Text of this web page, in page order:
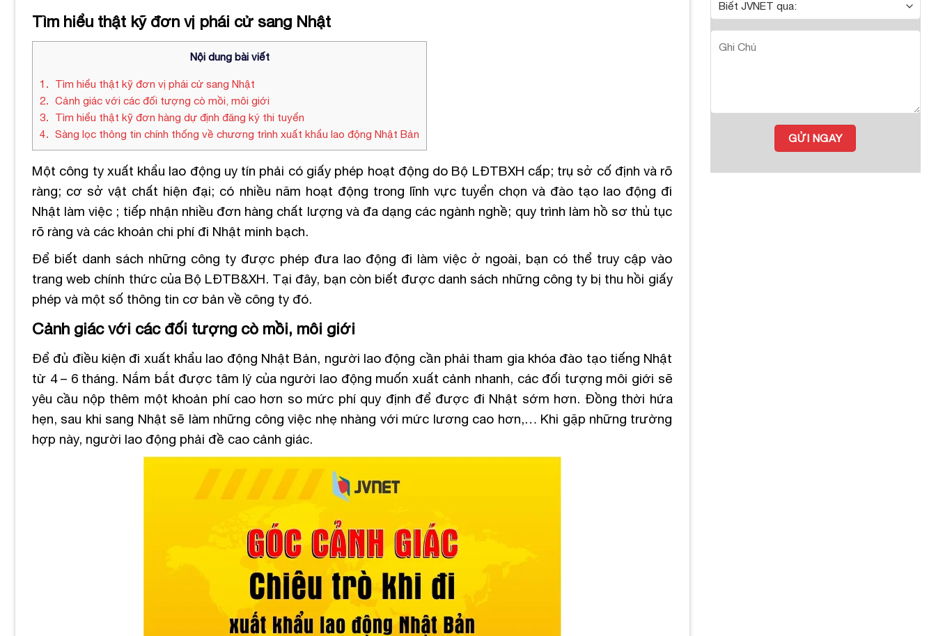
Tìm hiểu thật kỹ đơn vị phái cử sang Nhật
Nội dung bài viết
1
Tìm hiểu thật kỹ đơn vị phái cử sang Nhật
2
Cảnh giác với các đối tượng cò mồi, môi giới
3
Tìm hiểu thật kỹ đơn hàng dự định đăng ký thi tuyển
4
Sàng lọc thông tin chính thống về chương trình xuất khẩu lao động Nhật Bản
Một công ty xuất khẩu lao động uy tín phải có giấy phép hoạt động do Bộ LĐTBXH cấp; trụ sở cố định và rõ
ràng; cơ sở vật chất hiện đại; có nhiều năm hoạt động trong lĩnh vực tuyển chọn và đào tạo lao động đi
Nhật làm việc ; tiếp nhận nhiều đơn hàng chất lượng và đa dạng các ngành nghề; quy trình làm hồ sơ thủ tục
rõ ràng và các khoản chi phí đi Nhật minh bạch.
Để biết danh sách những công ty được phép đưa lao động đi làm việc ở ngoài, bạn có thể truy cập vào
trang web chính thức của Bộ LĐTB&XH. Tại đây, bạn còn biết được danh sách những công ty bị thu hồi giấy
phép và một số thông tin cơ bản về công ty đó.
Cảnh giác với các đối tượng cò mồi, môi giới
Để đủ điều kiện đi xuất khẩu lao động Nhật Bản, người lao động cần phải tham gia khóa đào tạo tiếng Nhật
từ 4 – 6 tháng. Nắm bắt được tâm lý của người lao động muốn xuất cảnh nhanh, các đối tượng môi giới sẽ
yêu cầu nộp thêm một khoản phí cao hơn so mức phí quy định để được đi Nhật sớm hơn. Đồng thời hứa
hẹn, sau khi sang Nhật sẽ làm những công việc nhẹ nhàng với mức lương cao hơn,… Khi gặp những trường
hợp này, người lao động phải đề cao cảnh giác.